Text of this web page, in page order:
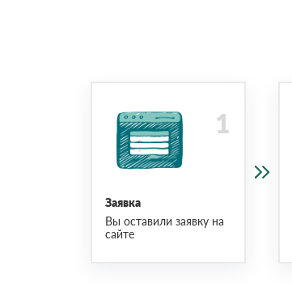
Заявка
Вы оставили заявку на
сайте